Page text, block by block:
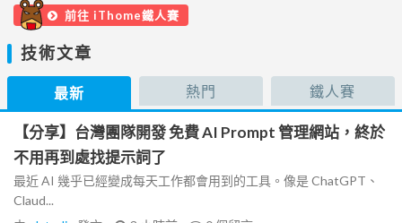
前往 iThome鐵人賽
技術文章
最新 熱門 鐵人賽
【分享】台灣團隊開發 免費 AI Prompt 管理網站，終於
不用再到處找提示詞了
最近 AI 幾乎已經變成每天工作都會用到的工具。像是 ChatGPT、
Claud...